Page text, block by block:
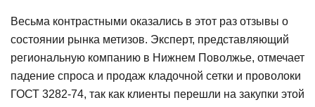
Весьма контрастными оказались в этот раз отзывы о
состоянии рынка метизов. Эксперт, представляющий
региональную компанию в Нижнем Поволжье, отмечает
падение спроса и продаж кладочной сетки и проволоки
ГОСТ 3282-74, так как клиенты перешли на закупки этой